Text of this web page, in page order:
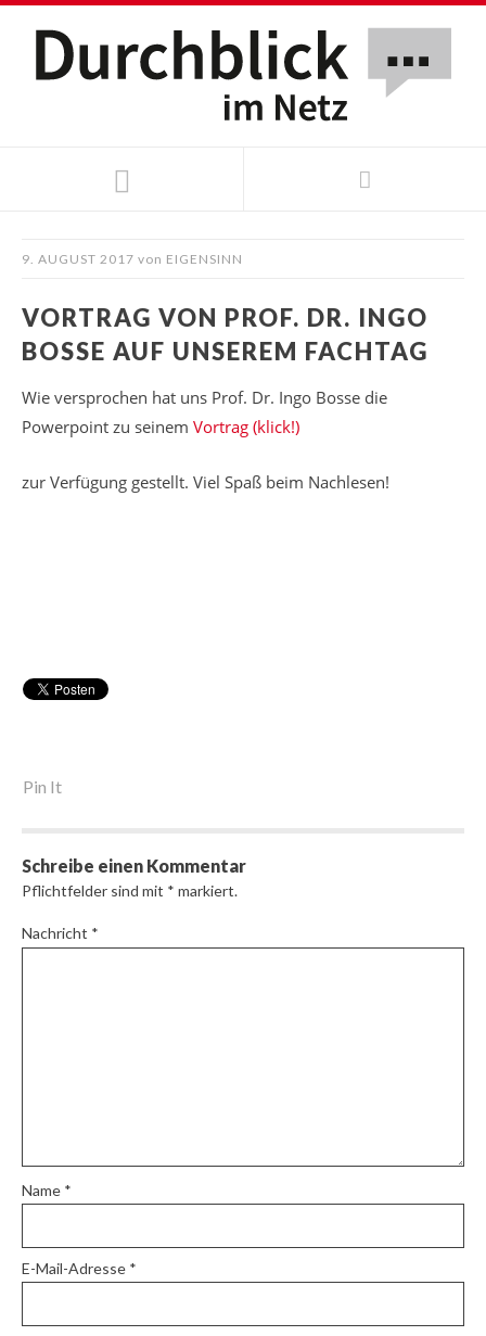
9. AUGUST 2017 von EIGENSINN
VORTRAG VON PROF. DR. INGO
BOSSE AUF UNSEREM FACHTAG
Wie versprochen hat uns Prof. Dr. Ingo Bosse die
Powerpoint zu seinem Vortrag (klick!)
zur Verfügung gestellt. Viel Spaß beim Nachlesen!
Pin It
Schreibe einen Kommentar
Pflichtfelder sind mit * markiert.
Nachricht *
Name *
E-Mail-Adresse *